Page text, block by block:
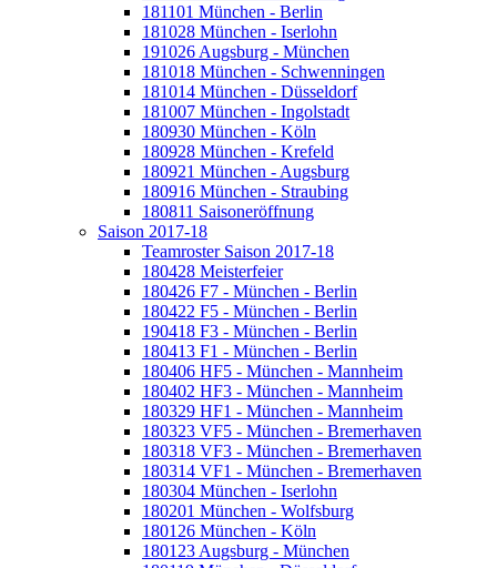
181101 München - Berlin
181028 München - Iserlohn
191026 Augsburg - München
181018 München - Schwenningen
181014 München - Düsseldorf
181007 München - Ingolstadt
180930 München - Köln
180928 München - Krefeld
180921 München - Augsburg
180916 München - Straubing
180811 Saisoneröffnung
Saison 2017-18
Teamroster Saison 2017-18
180428 Meisterfeier
180426 F7 - München - Berlin
180422 F5 - München - Berlin
190418 F3 - München - Berlin
180413 F1 - München - Berlin
180406 HF5 - München - Mannheim
180402 HF3 - München - Mannheim
180329 HF1 - München - Mannheim
180323 VF5 - München - Bremerhaven
180318 VF3 - München - Bremerhaven
180314 VF1 - München - Bremerhaven
180304 München - Iserlohn
180201 München - Wolfsburg
180126 München - Köln
180123 Augsburg - München